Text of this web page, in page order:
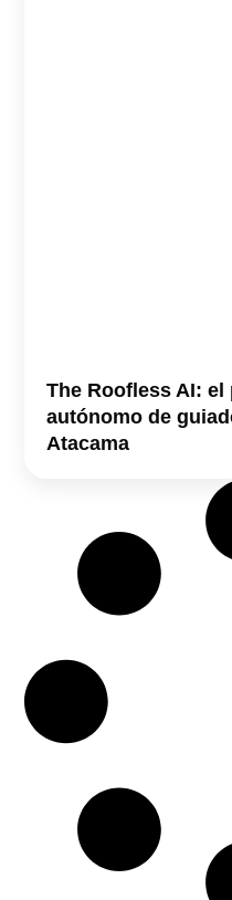
The Roofless AI:
autónomo de
Atacama